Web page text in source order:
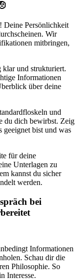
Deine Persönlichkeit
Wir
mitbringen,
klar und strukturiert.
Informationen
über deine
und
du dich bewirbst. Zeig
geeignet bist und was
für deine
Unterlagen zu
kannst du sicher
werden.
bei
Informationen
Schau dir die
Philosophie. So
Interesse.